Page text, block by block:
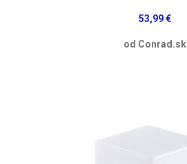
53,99 €
od Conrad.sk